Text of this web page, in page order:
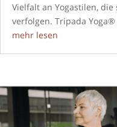
Vielfalt an Yogastilen,
verfolgen. Tripada
mehr lesen